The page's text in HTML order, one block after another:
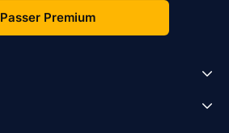
Passer Premium